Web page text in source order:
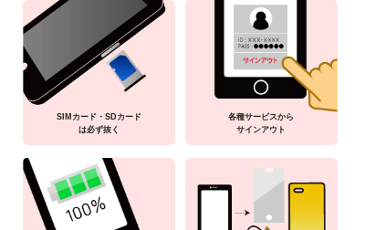
SIMカード・SDカード
は必ず抜く
各種サービスから
サインアウト